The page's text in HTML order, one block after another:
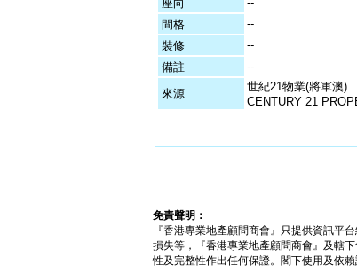
座向
間格
--
裝修
--
備註
--
來源
世紀21物業(將軍澳)
CENTURY 21
免責聲明：
『香港專業地產顧問商會』只提供資訊平
損失等，『香港專業地產顧問商會』及轄
性及完整性作出任何保證。閣下使用及依